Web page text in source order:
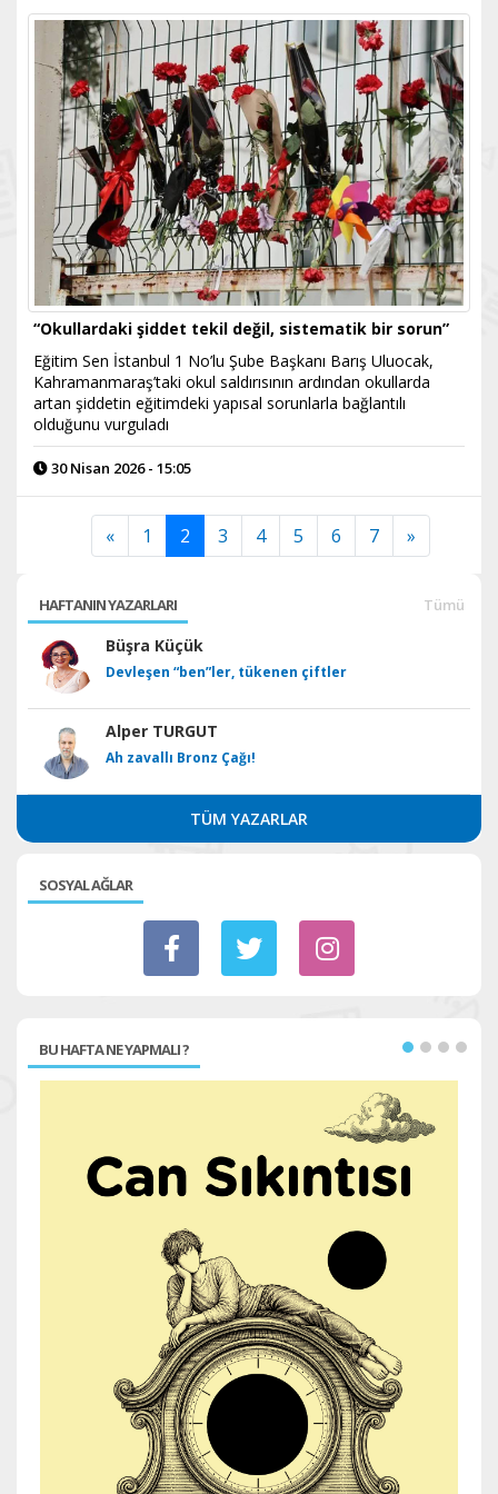
“Okullardaki şiddet tekil değil, sistematik bir sorun”
Eğitim Sen İstanbul 1 No’lu Şube Başkanı Barış Uluocak,
Kahramanmaraş’taki okul saldırısının ardından okullarda
artan şiddetin eğitimdeki yapısal sorunlarla bağlantılı
olduğunu vurguladı
30 Nisan 2026 - 15:05
« 1 2 3 4 5 6 7 »
HAFTANIN YAZARLARI Tümü
Büşra Küçük
Devleşen “ben”ler, tükenen çiftler
Alper TURGUT
Ah zavallı Bronz Çağı!
TÜM YAZARLAR
SOSYAL AĞLAR
BU HAFTA NE YAPMALI ?